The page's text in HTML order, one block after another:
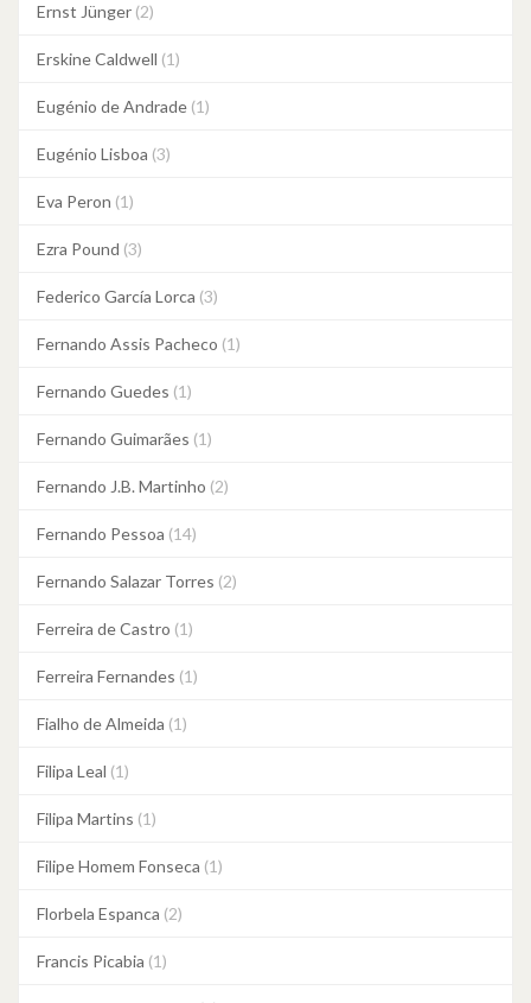
Ernst Jünger (2)
Erskine Caldwell (1)
Eugénio de Andrade (1)
Eugénio Lisboa (3)
Eva Peron (1)
Ezra Pound (3)
Federico García Lorca (3)
Fernando Assis Pacheco (1)
Fernando Guedes (1)
Fernando Guimarães (1)
Fernando J.B. Martinho (2)
Fernando Pessoa (14)
Fernando Salazar Torres (2)
Ferreira de Castro (1)
Ferreira Fernandes (1)
Fialho de Almeida (1)
Filipa Leal (1)
Filipa Martins (1)
Filipe Homem Fonseca (1)
Florbela Espanca (2)
Francis Picabia (1)